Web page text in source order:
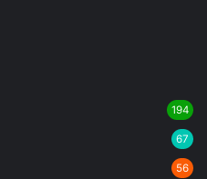
194
67
56